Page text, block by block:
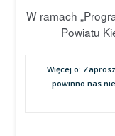
W ramach
Powiatu
Więcej o:
powinno nas